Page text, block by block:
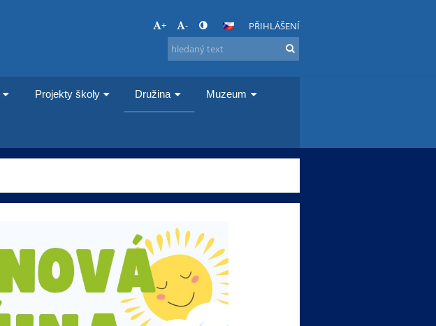
+ - PŘIHLÁŠENÍ
Projekty školy Družina Muzeum